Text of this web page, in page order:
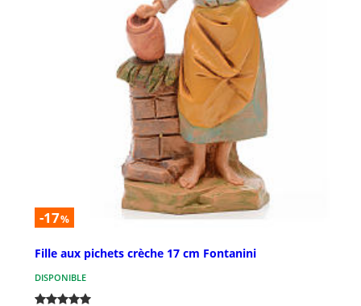
-17%
Fille aux pichets crèche 17 cm Fontanini
DISPONIBLE